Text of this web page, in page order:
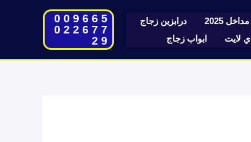
2025
درابزين زجاج
لايت ابواب زجاج
009665
022677
29